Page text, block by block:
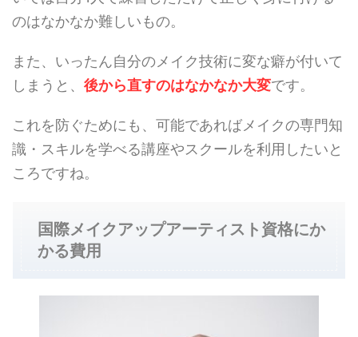
のはなかなか難しいもの。
また、いったん自分のメイク技術に変な癖が付いて
しまうと、 後から直すのはなかなか大変です。
これを防ぐためにも、可能であればメイクの専門知
識・スキルを学べる講座やスクールを利用したいと
ころですね。
国際メイクアップアーティスト資格にか
かる費用